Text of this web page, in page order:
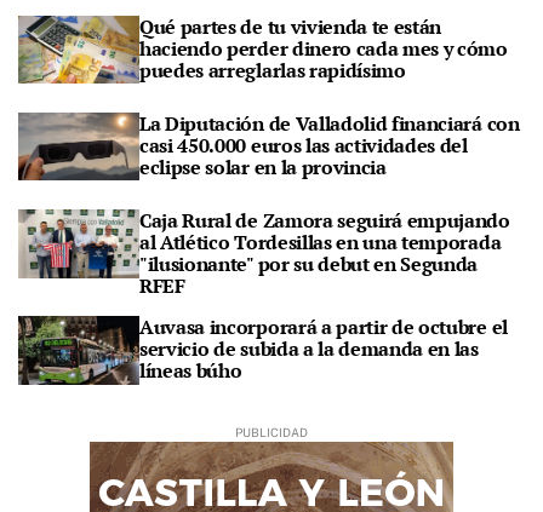
Qué partes de tu vivienda te están
haciendo perder dinero cada mes y cómo
puedes arreglarlas rapidísimo
La Diputación de Valladolid financiará con
casi 450.000 euros las actividades del
eclipse solar en la provincia
Caja Rural de Zamora seguirá empujando
al Atlético Tordesillas en una temporada
"ilusionante" por su debut en Segunda
RFEF
Auvasa incorporará a partir de octubre el
servicio de subida a la demanda en las
líneas búho